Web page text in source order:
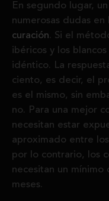
En segundo lugar,
numerosas dudas en
curación. Si el
ibéricos y los
idéntico. La
ciento, es decir, el
es el mismo, sin
no. Para una mejor
necesitan estar
aproximado entre los
por lo contrario, los
necesitan un mínimo
meses.